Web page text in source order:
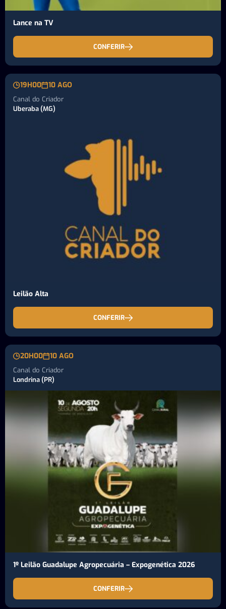
Lance na TV
CONFERIR
19H00 10 AGO
Canal do Criador
Uberaba (MG)
Leilão Alta
CONFERIR
20H00 10 AGO
Canal do Criador
Londrina (PR)
1º Leilão Guadalupe Agropecuária – Expogenética 2026
CONFERIR